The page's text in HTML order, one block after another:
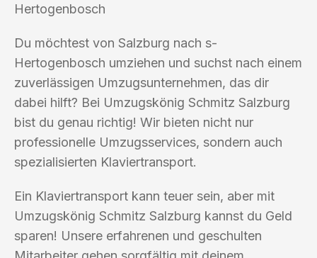
Hertogenbosch
Du möchtest von Salzburg nach s-
Hertogenbosch umziehen und suchst nach einem
zuverlässigen Umzugsunternehmen, das dir
dabei hilft? Bei Umzugskönig Schmitz Salzburg
bist du genau richtig! Wir bieten nicht nur
professionelle Umzugsservices, sondern auch
spezialisierten Klaviertransport.
Ein Klaviertransport kann teuer sein, aber mit
Umzugskönig Schmitz Salzburg kannst du Geld
sparen! Unsere erfahrenen und geschulten